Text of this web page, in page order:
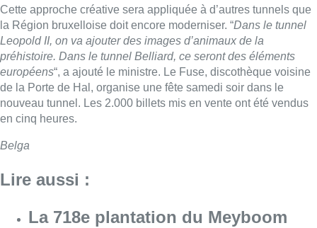
La 718e plantation du Meyboom
célébrée sous les vivats à Bruxelles